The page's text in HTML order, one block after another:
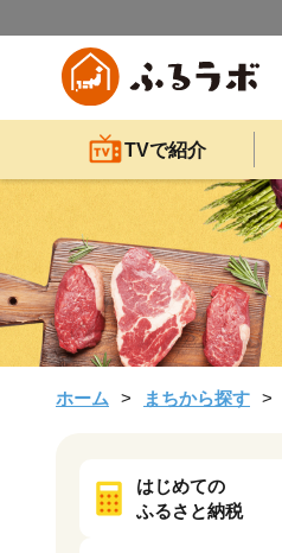
TVで紹介
ホーム まちから探す
はじめての
ふるさと納税